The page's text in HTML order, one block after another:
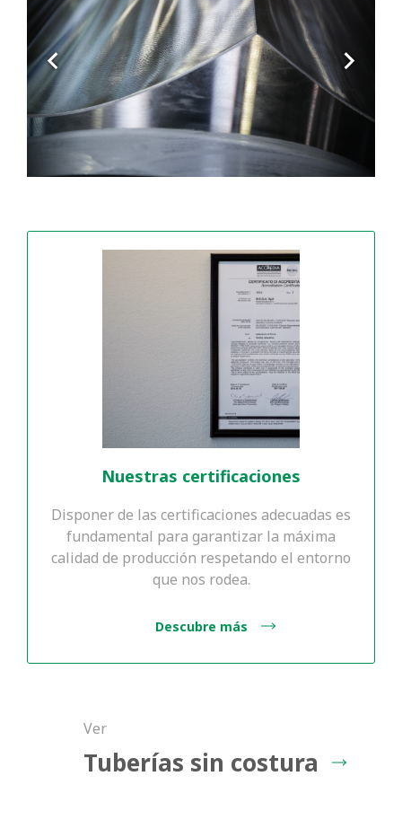
Nuestras certificaciones
Disponer de las certificaciones adecuadas es
fundamental para garantizar la máxima
calidad de producción respetando el entorno
que nos rodea.
Descubre más
Ver
Tuberías sin costura
Baja el catálogo
Empresa
Suscribirme a ofertas exclusivas, para
estar informado de las promociones y
personales de acuerdo con el art. 13 del
leer
información)